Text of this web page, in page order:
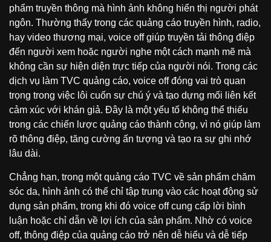
phẩm truyền thông mà hình ảnh không hiển thị người phát
ngôn. Thường thấy trong các quảng cáo truyền hình, radio,
hay video thương mại, voice off giúp truyền tải thông điệp
đến người xem hoặc người nghe một cách mạnh mẽ mà
không cần sự hiện diện trực tiếp của người nói. Trong các
dịch vụ làm TVC quảng cáo, voice off đóng vai trò quan
trọng trong việc lôi cuốn sự chú ý và tạo dựng mối liên kết
cảm xúc với khán giả. Đây là một yếu tố không thể thiếu
trong các chiến lược quảng cáo thành công, vì nó giúp làm
rõ thông điệp, tăng cường ấn tượng và tạo ra sự ghi nhớ
lâu dài.
Chẳng hạn, trong một quảng cáo TVC về sản phẩm chăm
sóc da, hình ảnh có thể chỉ tập trung vào các hoạt động sử
dụng sản phẩm, trong khi đó voice off cung cấp lời bình
luận hoặc chỉ dẫn về lợi ích của sản phẩm. Nhờ có voice
off, thông điệp của quảng cáo trở nên dễ hiểu và dễ tiếp